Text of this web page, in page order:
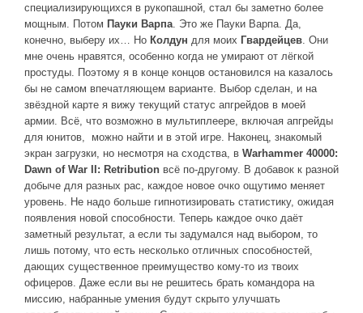
специализирующихся в рукопашной, стал бы заметно более
мощным. Потом Пауки Варпа. Это же Пауки Варпа. Да,
конечно, выберу их… Но Колдун для моих Гвардейцев. Они
мне очень нравятся, особенно когда не умирают от лёгкой
простуды. Поэтому я в конце концов остановился на казалось
бы не самом впечатляющем варианте. Выбор сделан, и на
звёздной карте я вижу текущий статус апгрейдов в моей
армии. Всё, что возможно в мультиплеере, включая апгрейды
для юнитов, можно найти и в этой игре. Наконец, знакомый
экран загрузки, но несмотря на сходства, в Warhammer 40000:
Dawn of War II: Retribution всё по-другому. В добавок к разной
добыче для разных рас, каждое новое очко ощутимо меняет
уровень. Не надо больше гипнотизировать статистику, ожидая
появления новой способности. Теперь каждое очко даёт
заметный результат, а если ты задумался над выбором, то
лишь потому, что есть несколько отличных способностей,
дающих существенное преимущество кому-то из твоих
офицеров. Даже если вы не решитесь брать командора на
миссию, набранные умения будут скрыто улучшать